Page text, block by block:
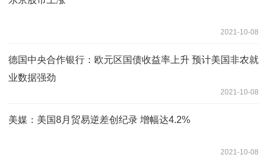
2021-10-08
德国中央合作银行：欧元区国债收益率上升 预计美国非农就
业数据强劲
2021-10-08
美媒：美国8月贸易逆差创纪录 增幅达4.2%
2021-10-08